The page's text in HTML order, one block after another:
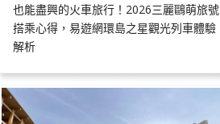
也能盡興的火車旅行！2026三麗鷗萌旅號
搭乘心得，易遊網環島之星觀光列車體驗
解析